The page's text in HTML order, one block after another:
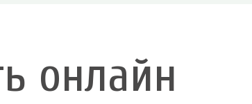
онлайн